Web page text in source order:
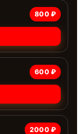
800 ₽
600 ₽
2000 ₽